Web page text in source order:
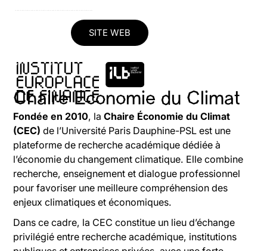
-------------------------------------------------
SITE WEB
Chaire Economie du Climat
Fondée en 2010, laChaire Économie du Climat
(CEC) de l’Université Paris Dauphine-PSL est une
plateforme de recherche académique dédiée à
l’économie du changement climatique. Elle combine
recherche, enseignement et dialogue professionnel
pour favoriser une meilleure compréhension des
enjeux climatiques et économiques.
Dans ce cadre, la CEC constitue un lieu d’échange
privilégié entre recherche académique, institutions